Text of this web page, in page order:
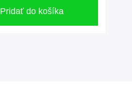
Pridať do košíka